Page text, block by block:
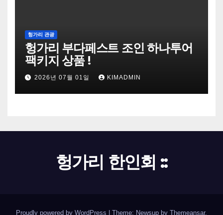
헝가리 관광
헝가리 부다페스트 조인 하나투어
팩키지 상품 !
2026년 07월 01일 KIMADMIN
헝가리 한인회 ::
Proudly powered by WordPress Theme: Newsup by Themeansar.